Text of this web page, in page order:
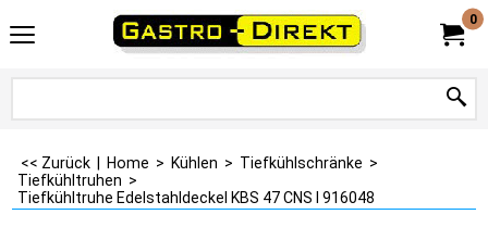
0
<< Zurück Home > Kühlen > Tiefkühlschränke >
Tiefkühltruhen >
Tiefkühltruhe Edelstahldeckel KBS 47 CNS I 916048